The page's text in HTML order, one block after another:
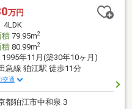
しをお手伝いします
お気軽にお問い合わせく
万円
4LDK
積79.95m2
積80.99m2
1995年11月(築30年10ヶ月)
急線 狛江駅 徒歩11分
交通
都狛江市中和泉３